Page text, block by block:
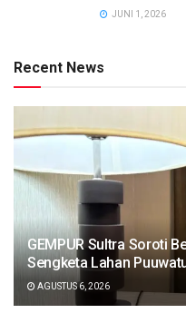
JUNI 1, 2026
Recent News
GEMPUR Sultra Soroti
Sengketa Lahan
AGUSTUS 6, 2026